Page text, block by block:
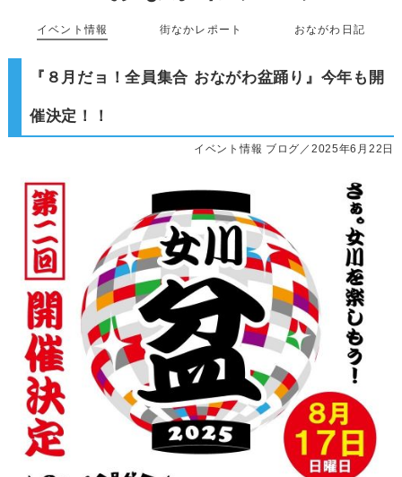
イベント情報 街なかレポート おながわ日記
『８月だョ！全員集合 おながわ盆踊り』今年も開
催決定！！
イベント情報 ブログ／2025年6月22日